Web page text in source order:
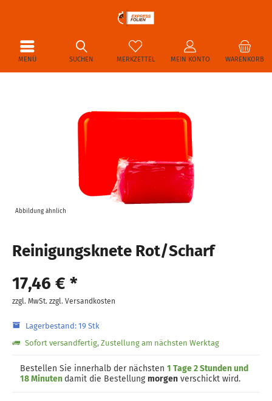
MENÜ WARENKORB
MERKZETTEL MEIN KONTO
SUCHEN
Abbildung ähnlich
Reinigungsknete Rot/Scharf
17,46 € *
zzgl. MwSt. zzgl. Versandkosten
Lagerbestand: 19 Stk
Sofort versandfertig, Zustellung am nächsten Werktag
Bestellen Sie innerhalb der nächsten 1 Tage 2 Stunden und
18 Minuten damit die Bestellungmorgen verschickt wird.